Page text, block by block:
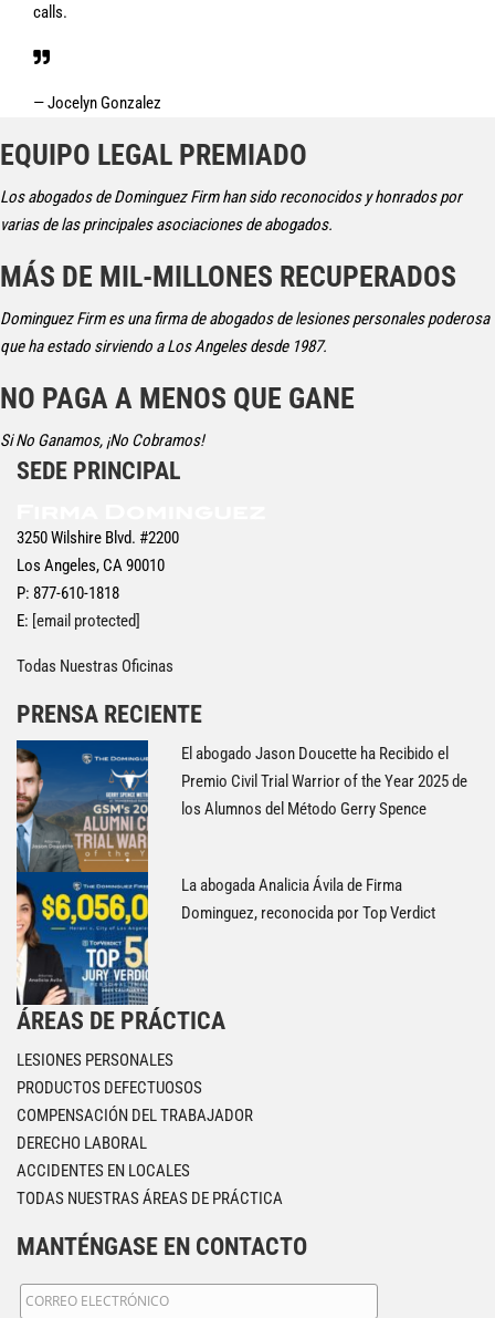
calls.
— Jocelyn Gonzalez
EQUIPO LEGAL PREMIADO
Los abogados de Dominguez Firm han sido reconocidos y honrados por
varias de las principales asociaciones de abogados.
MÁS DE MIL-MILLONES RECUPERADOS
Dominguez Firm es una firma de abogados de lesiones personales poderosa
que ha estado sirviendo a Los Angeles desde 1987.
NO PAGA A MENOS QUE GANE
Si No Ganamos, ¡No Cobramos!
SEDE PRINCIPAL
3250 Wilshire Blvd. #2200
Los Angeles, CA 90010
P: 877-610-1818
E: [email protected]
Todas Nuestras Oficinas
PRENSA RECIENTE
El abogado Jason Doucette ha Recibido el
Premio Civil Trial Warrior of the Year 2025 de
los Alumnos del Método Gerry Spence
La abogada Analicia Ávila de Firma
Dominguez, reconocida por Top Verdict
ÁREAS DE PRÁCTICA
LESIONES PERSONALES
PRODUCTOS DEFECTUOSOS
COMPENSACIÓN DEL TRABAJADOR
DERECHO LABORAL
ACCIDENTES EN LOCALES
TODAS NUESTRAS ÁREAS DE PRÁCTICA
MANTÉNGASE EN CONTACTO